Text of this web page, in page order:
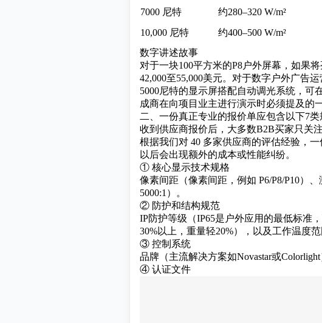
7000 尼特
约280–320 W/m²
10,000 尼特
约400–500 W/m²
数字讲述故事
对于一块100平方米的P8户外屏幕， 如果将
42,000至55,000美元。对于数字户外广告
5000尼特的显示屏搭配自动调光系统，可
成商在向项目业主进行演示时必须提及的
二、一份真正专业的报价单应包含以下7类
收到供应商报价后，大多数B2B买家只关
根据我们对 40 多家供应商的评估经验，一
以后会出现额外的成本或性能纠纷。
① 核心显示技术规格
像素间距（像素间距，例如 P6/P8/P10）
5000:1）。
② 防护和结构规范
IP防护等级（IP65是户外应用的最低标准
30%以上，重量轻20%），以及工作温度范
③ 控制系统
品牌（主流解决方案如Novastar或Colorlight
④ 认证文件